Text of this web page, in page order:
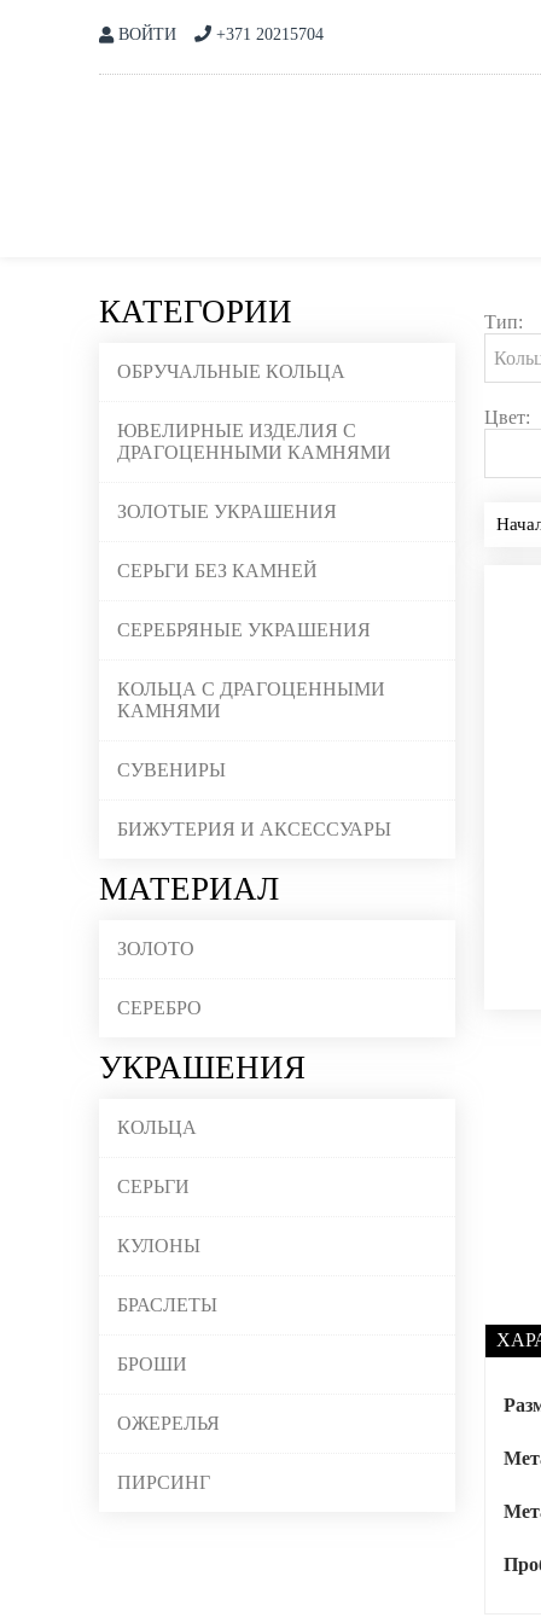
ВОЙТИ +371 20215704
КАТЕГОРИИ
ОБРУЧАЛЬНЫЕ КОЛЬЦА
ЮВЕЛИРНЫЕ ИЗДЕЛИЯ С
ДРАГОЦЕННЫМИ КАМНЯМИ
ЗОЛОТЫЕ УКРАШЕНИЯ
СЕРЬГИ БЕЗ КАМНЕЙ
СЕРЕБРЯНЫЕ УКРАШЕНИЯ
КОЛЬЦА С ДРАГОЦЕННЫМИ
КАМНЯМИ
СУВЕНИРЫ
БИЖУТЕРИЯ И АКСЕССУАРЫ
МАТЕРИАЛ
ЗОЛОТО
СЕРЕБРО
УКРАШЕНИЯ
КОЛЬЦА
СЕРЬГИ
КУЛОНЫ
БРАСЛЕТЫ
БРОШИ
ОЖЕРЕЛЬЯ
ПИРСИНГ
Тип:
Цвет: